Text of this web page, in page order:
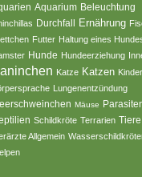
Aquarium Beleuchtung
Durchfall Ernährung
Futter Haltung eines
Hunde Hundeerziehung
Katze Katzen
Lungenentzündung
Mäuse
Schildkröte Terrarien Tiere
Allgemein